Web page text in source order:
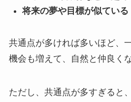
将来の夢や目標が似ている
共通点が多ければ多いほど、
機会も増えて、自然と仲良く
ただし、共通点が多すぎると